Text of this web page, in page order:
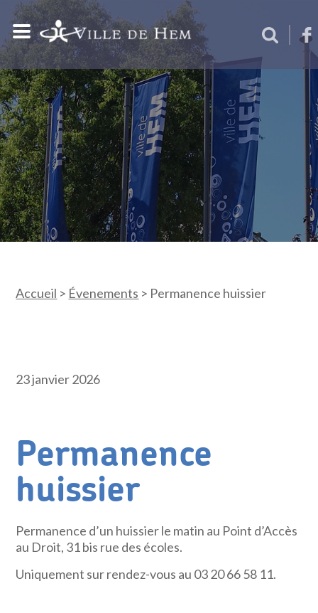
Accueil > Évenements > Permanence huissier
23 janvier 2026
Permanence
huissier
Permanence d’un huissier le matin au Point d’Accès
au Droit, 31 bis rue des écoles.
Uniquement sur rendez-vous au 03 20 66 58 11.